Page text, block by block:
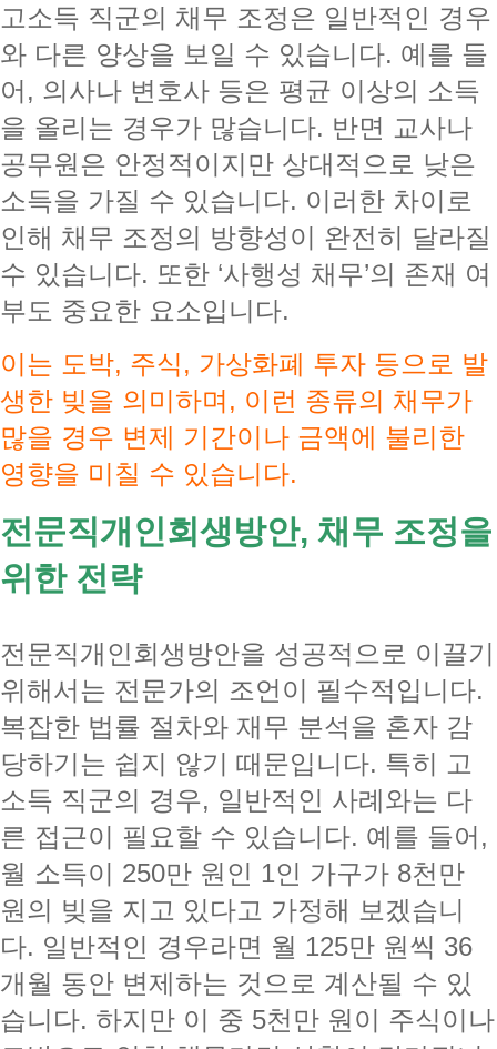
고소득 직군의 채무 조정은 일반적인 경우
와 다른 양상을 보일 수 있습니다. 예를 들
어, 의사나 변호사 등은 평균 이상의 소득
을 올리는 경우가 많습니다. 반면 교사나
공무원은 안정적이지만 상대적으로 낮은
소득을 가질 수 있습니다. 이러한 차이로
인해 채무 조정의 방향성이 완전히 달라질
수 있습니다. 또한 ‘사행성 채무’의 존재 여
부도 중요한 요소입니다.
이는 도박, 주식, 가상화폐 투자 등으로 발
생한 빚을 의미하며, 이런 종류의 채무가
많을 경우 변제 기간이나 금액에 불리한
영향을 미칠 수 있습니다.
전문직개인회생방안, 채무 조정을
위한 전략
전문직개인회생방안을 성공적으로 이끌기
위해서는 전문가의 조언이 필수적입니다.
복잡한 법률 절차와 재무 분석을 혼자 감
당하기는 쉽지 않기 때문입니다. 특히 고
소득 직군의 경우, 일반적인 사례와는 다
른 접근이 필요할 수 있습니다. 예를 들어,
월 소득이 250만 원인 1인 가구가 8천만
원의 빚을 지고 있다고 가정해 보겠습니
다. 일반적인 경우라면 월 125만 원씩 36
개월 동안 변제하는 것으로 계산될 수 있
습니다. 하지만 이 중 5천만 원이 주식이나